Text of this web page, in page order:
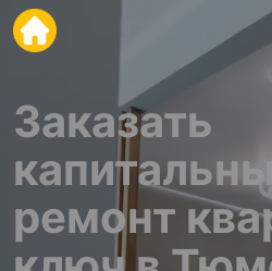
Заказать
ремонт